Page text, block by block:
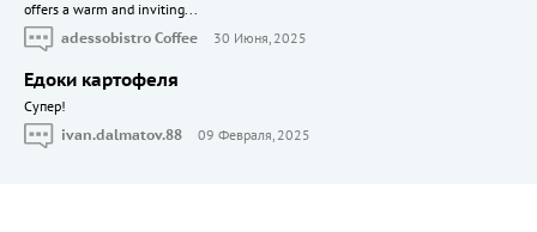
offers a warm and inviting...
adessobistro Coffee
30 Июня, 2025
Едоки картофеля
Cупер!
ivan.dalmatov.88
09 Февраля, 2025